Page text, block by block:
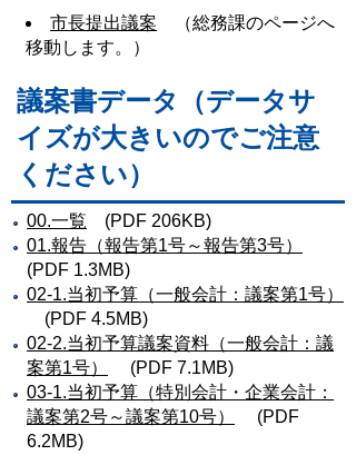
市長提出議案 （総務課のページへ
移動します。）
議案書データ（データサ
イズが大きいのでご注意
ください）
00.一覧 (PDF 206KB)
01.報告（報告第1号～報告第3号）
(PDF 1.3MB)
02-1.当初予算（一般会計：議案第1号）
(PDF 4.5MB)
02-2.当初予算議案資料（一般会計：議
案第1号）
(PDF 7.1MB)
03-1.当初予算（特別会計・企業会計：
議案第2号～議案第10号）
(PDF
6.2MB)